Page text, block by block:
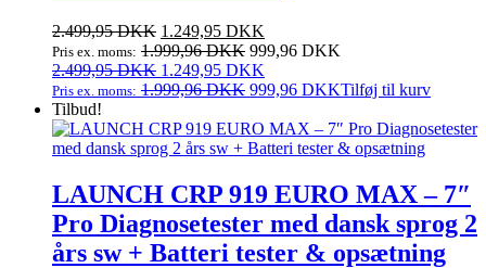
2.499,95DKK Den
oprindelige
pris
var:
1.249,95 DKK
aktuelle
er:
Pris ex. moms: 1.999,96DKK 999,96 DKK
2.499,95DKK Den
oprindelige
var:
2.499,95 DKK.
1.249,95 DKK
aktuelle
er:
1.249,95 DKK.
Pris ex. moms: 1.999,96DKK 999,96 DKKTilføj til kurv
Tilbud!
LAUNCH CRP 919 EURO MAX – 7″
Pro Diagnosetester med dansk sprog 2
års sw + Batteri tester & opsætning